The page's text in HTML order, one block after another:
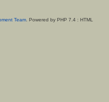
Team. Powered by PHP 7.4 : HTML